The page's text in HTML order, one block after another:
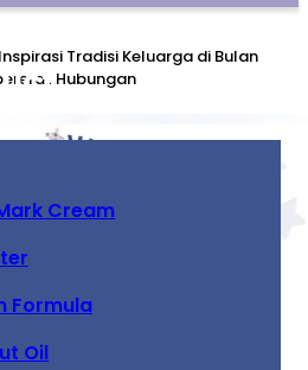
Cream
Formula
Oil
Tradisi Keluarga di Bulan
Hubungan